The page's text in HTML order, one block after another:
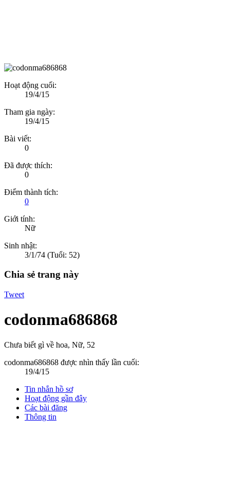
Hoạt động cuối:
19/4/15
Tham gia ngày:
19/4/15
Bài viết:
0
Đã được thích:
0
Điểm thành tích:
0
Giới tính:
Nữ
Sinh nhật:
3/1/74 (Tuổi: 52)
Chia sẻ trang này
Tweet
codonma686868
Chưa biết gì về hoa, Nữ, 52
codonma686868 được nhìn thấy lần cuối:
19/4/15
Tin nhắn hồ sơ
Hoạt động gần đây
Các bài đăng
Thông tin